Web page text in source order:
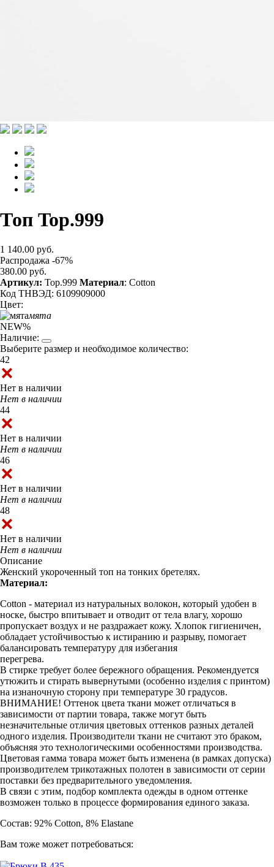
Топ Top.999
1 140.00 руб.
Распродажа -67%
380.00 руб.
Артикул: Top.999 Материал: Cotton
Код ТНВЭД: 6109909000
Цвет:
мята
NEW%
Наличие:
Выберите размер и необходимое количество:
42
Нет в наличии
Нет в наличии
44
Нет в наличии
Нет в наличии
46
Нет в наличии
Нет в наличии
48
Нет в наличии
Нет в наличии
Описание
Женский укороченный топ на тонких бретелях.
Материал:
Cotton - материал из натуральных волокон, который удобен в
носке, быстро впитывает и отводит от тела влагу, хорошо
пропускает воздух и не раздражает кожу. Хлопок гигиеничен,
обладает устойчивостью к истиранию и разрыву, помогает
балансировать температуру для избегания
перегрева.
В стирке требует более бережного обращения. Рекомендуется
утюжить и стирать вывернутыми (особенно изделия с принтом)
на изнаночную сторону при температуре 30 градусов.
ВНИМАНИЕ! Оттенок цвета ткани может отличаться в
зависимости от партии товара, также могут быть
незначительные отличия цветовых оттенков разных деталей
одного изделия. Производители ткани не считают это браком,
объясняя это технологическими особенностями производства.
Цветовая гамма товара может быть изменена (в рамках допуска)
производителем трикотажных полотен в зависимости от серии
поставки без предварительного уведомления.
В связи с этим, подбор комплекта одежды в одном оттенке
возможен только в процессе формирования единого заказа.
Состав: 92% Cotton, 8% Elastane
Вам тоже может потребоваться: